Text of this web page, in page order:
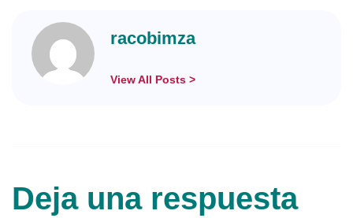
racobimza
View All Posts >
Deja una respuesta